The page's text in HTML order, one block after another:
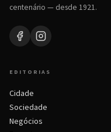
centenário — desde 1921.
EDITORIAS
Cidade
Sociedade
Negócios